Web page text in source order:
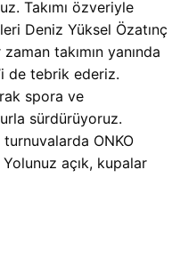
Takımı özveriyle
Deniz Yüksel Özatınç
takımın yanında
de tebrik ederiz.
spora ve
sürdürüyoruz.
turnuvalarda ONKO
açık, kupalar